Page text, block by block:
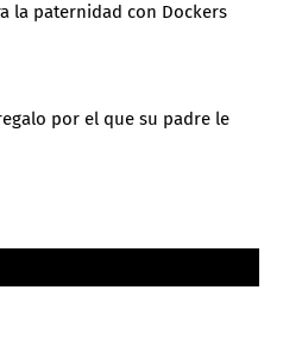
la paternidad con Dockers
por el que su padre le